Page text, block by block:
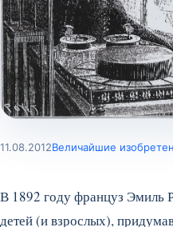
11.08.2012Величайшие
В 1892 году француз Эмиль
детей (и взрослых),